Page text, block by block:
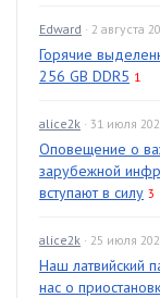
Edward · 2 августа
Горячие
256 GB DDR5 1
alice2k · 31 июля
Оповещение о
зарубежной
вступают в силу 3
alice2k · 25 июля
Наш латвийский
нас о